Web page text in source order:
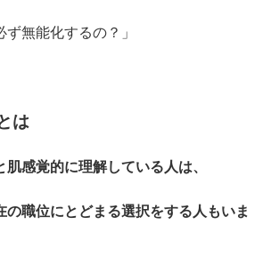
ず無能化するの？」
は
肌感覚的に理解している人は、
の職位にとどまる選択をする人もいま